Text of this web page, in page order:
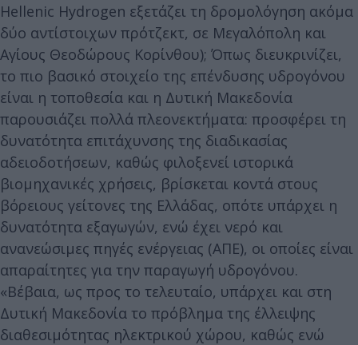
Hellenic Hydrogen εξετάζει τη δρομολόγηση ακόμα
δύο αντίστοιχων πρότζεκτ, σε Μεγαλόπολη και
Αγίους Θεοδώρους Κορίνθου); Όπως διευκρινίζει,
το πιο βασικό στοιχείο της επένδυσης υδρογόνου
είναι η τοποθεσία και η Δυτική Μακεδονία
παρουσιάζει πολλά πλεονεκτήματα: προσφέρει τη
δυνατότητα επιτάχυνσης της διαδικασίας
αδειοδοτήσεων, καθώς φιλοξενεί ιστορικά
βιομηχανικές χρήσεις, βρίσκεται κοντά στους
βόρειους γείτονες της Ελλάδας, οπότε υπάρχει η
δυνατότητα εξαγωγών, ενώ έχει νερό και
ανανεώσιμες πηγές ενέργειας (ΑΠΕ), οι οποίες είναι
απαραίτητες για την παραγωγή υδρογόνου.
«Βέβαια, ως προς το τελευταίο, υπάρχει και στη
Δυτική Μακεδονία το πρόβλημα της έλλειψης
διαθεσιμότητας ηλεκτρικού χώρου, καθώς ενώ